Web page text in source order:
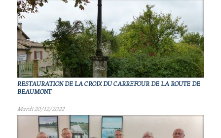
RESTAURATION DE LA CROIX DU CARREFOUR DE LA ROUTE DE
BEAUMONT
Mardi 20/12/2022